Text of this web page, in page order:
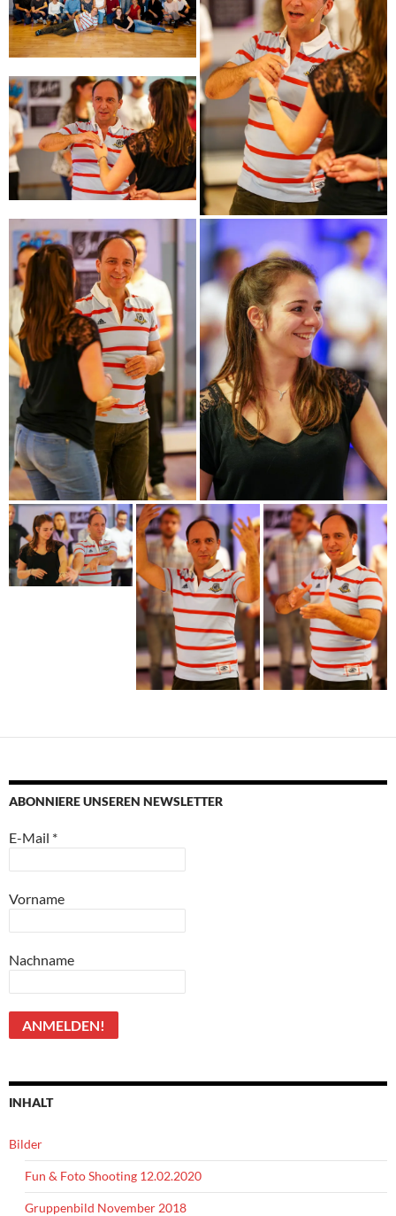
ABONNIERE UNSEREN NEWSLETTER
E-Mail *
Vorname
Nachname
INHALT
Bilder
Fun & Foto Shooting 12.02.2020
Gruppenbild November 2018